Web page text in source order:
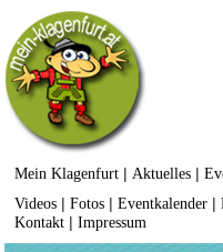
Mein Klagenfurt | Aktuelles |
Videos |Fotos |Eventkalender |
Kontakt |Impressum